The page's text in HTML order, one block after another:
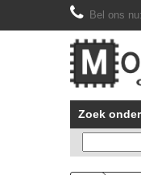
Bel ons nu:
Zoek